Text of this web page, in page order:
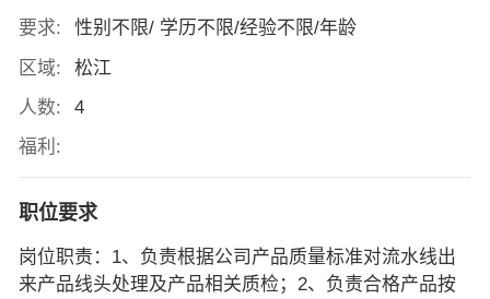
要求:
性别不限/ 学历不限/经验不限/年龄
区域:
松江
人数:
4
福利:
职位要求
岗位职责：1、负责根据公司产品质量标准对流水线出
来产品线头处理及产品相关质检；2、负责合格产品按